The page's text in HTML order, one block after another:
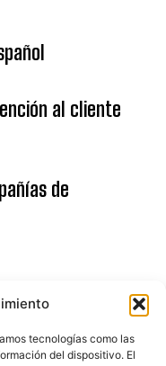
tecnologías como las
del dispositivo. El
al cliente
de